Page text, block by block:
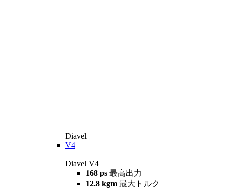
Diavel
V4
Diavel V4
168 ps 最高出力
12.8 kgm 最大トルク